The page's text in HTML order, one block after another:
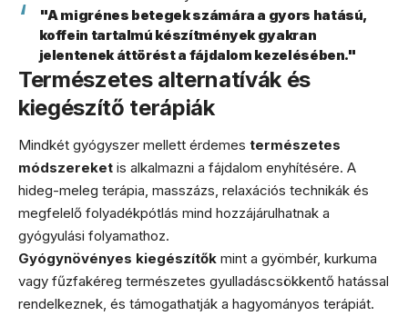
"A migrénes betegek számára a gyors hatású,
koffein tartalmú készítmények gyakran
jelentenek áttörést a fájdalom kezelésében."
Természetes alternatívák és
kiegészítő terápiák
Mindkét gyógyszer mellett érdemes természetes
módszereket is alkalmazni a fájdalom enyhítésére. A
hideg-meleg terápia, masszázs, relaxációs technikák és
megfelelő folyadékpótlás mind hozzájárulhatnak a
gyógyulási folyamathoz.
Gyógynövényes kiegészítők mint a gyömbér, kurkuma
vagy fűzfakéreg természetes gyulladáscsökkentő hatással
rendelkeznek, és támogathatják a hagyományos terápiát.